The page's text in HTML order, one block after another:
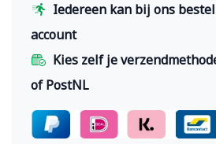
Iedereen kan bij ons
account
Kies zelf je
of PostNL